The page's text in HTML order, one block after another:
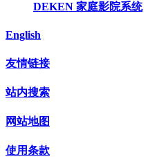
DEKEN 家庭影院系统
English
友情链接
站内搜索
网站地图
使用条款